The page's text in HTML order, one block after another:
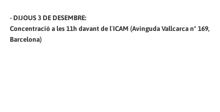
- DIJOUS 3 DE DESEMBRE:
Concentració a les 11h davant de l´ICAM (Avinguda Vallcarca nº 169,
Barcelona)